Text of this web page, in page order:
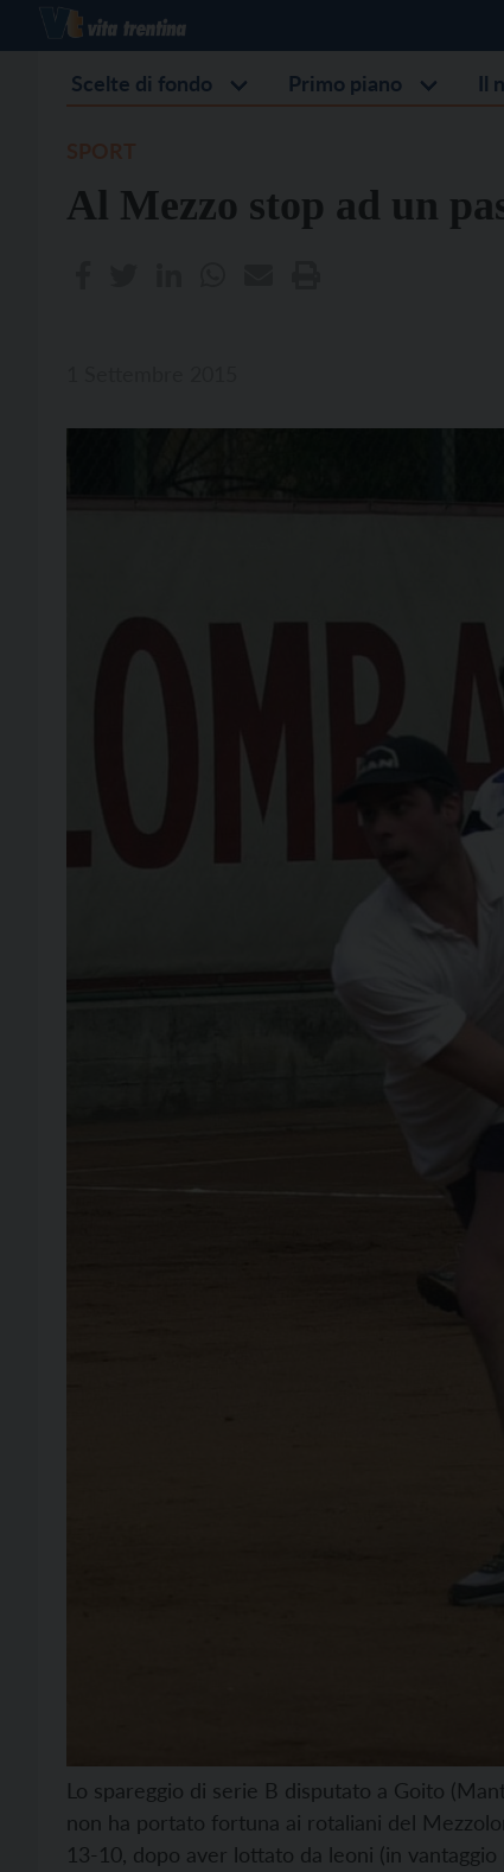
Scelte di fondo Primo piano Il
Al Mezzo stop ad un
Lo spareggio di serie B disputato a Goito
non ha portato fortuna ai rotaliani del
13-10, dopo aver lottato da leoni (in